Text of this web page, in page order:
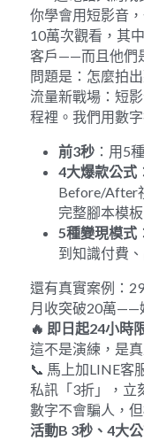
你學會用短影音
10萬次觀看，其
客戶——而且他們
問題是：怎麼拍
流量新戰場：短
程裡。我們用數
前3秒 ：用5
4大爆款公式
Before/After
完整腳本模板
5種變現模式
到知識付費
還有真實案例：
月收突破20萬——
🔥 即日起24小時
這不是演練，是
📞 馬上加LINE客
私訊「3折」，立
數字不會騙人，
活動B 3秒、 4大